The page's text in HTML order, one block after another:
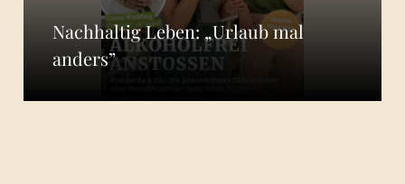
Nachhaltig Leben: „Urlaub mal
anders”